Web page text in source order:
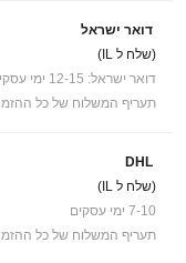
דואר ישראל
(שלח ל IL)
דואר ישראל: 12-15 ימי עסקים
תעריף המשלוח של כל
DHL
(שלח ל IL)
7-10 ימי עסקים
תעריף המשלוח של כל ההזמנות